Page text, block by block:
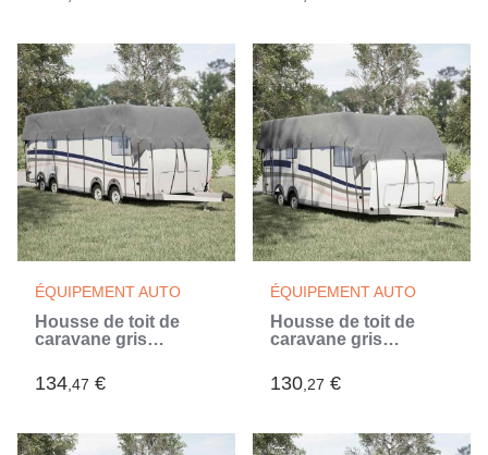
ÉQUIPEMENT AUTO
Housse de toit de
caravane gris
tissé (Gris)
134,47 €
ÉQUIPEMENT AUTO
Housse de toit de
caravane gris
tissé (Gris)
130,27 €